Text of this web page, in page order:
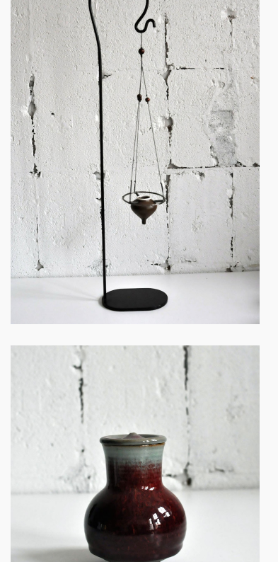
火・創作－F009
火・創作－F006